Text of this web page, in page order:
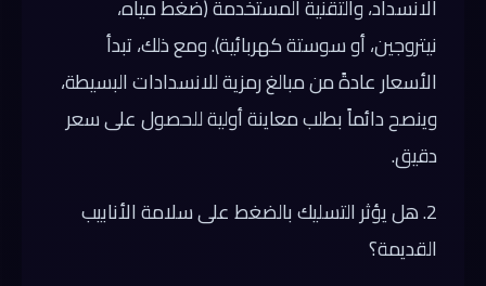
الانسداد، والتقنية المستخدمة (ضغط مياه،
نيتروجين، أو سوستة كهربائية). ومع ذلك، تبدأ
الأسعار عادةً من مبالغ رمزية للانسدادات البسيطة،
وينصح دائماً بطلب معاينة أولية للحصول على سعر
دقيق.
2. هل يؤثر التسليك بالضغط على سلامة الأنابيب
القديمة؟